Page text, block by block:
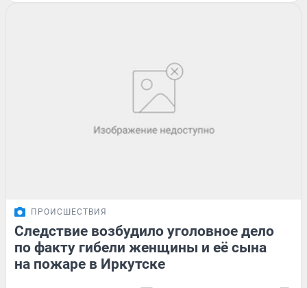
ПРОИСШЕСТВИЯ
Следствие возбудило уголовное дело
по факту гибели женщины и её сына
на пожаре в Иркутске